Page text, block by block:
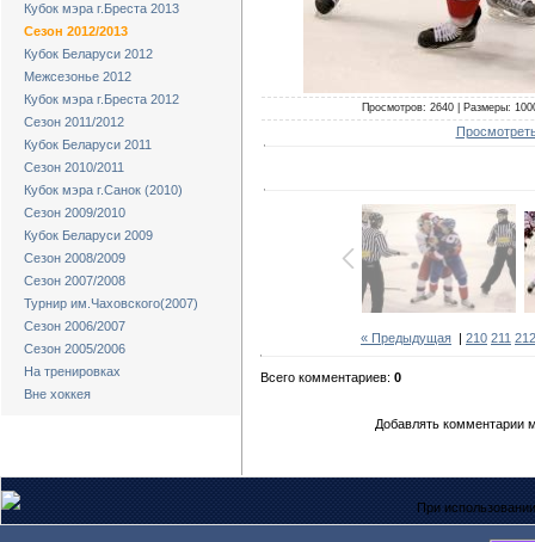
Кубок мэра г.Бреста 2013
Сезон 2012/2013
Кубок Беларуси 2012
Межсезонье 2012
Кубок мэра г.Бреста 2012
Сезон 2011/2012
Кубок Беларуси 2011
Сезон 2010/2011
Кубок мэра г.Санок (2010)
Сезон 2009/2010
Кубок Беларуси 2009
Сезон 2008/2009
Сезон 2007/2008
Турнир им.Чаховского(2007)
Сезон 2006/2007
Сезон 2005/2006
На тренировках
Вне хоккея
Просмотров: 2640 | Размеры:
« Предыдущая | 210 211 212
Всего комментариев: 0
Добавлять комментарии
При